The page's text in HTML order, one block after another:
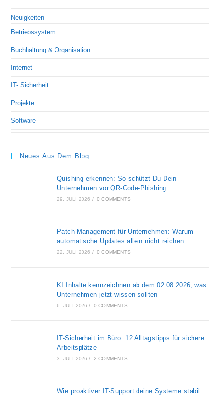
Neuigkeiten
Betriebssystem
Buchhaltung & Organisation
Internet
IT- Sicherheit
Projekte
Software
Neues Aus Dem Blog
Quishing erkennen: So schützt Du Dein
Unternehmen vor QR-Code-Phishing
29. JULI 2026 / 0 COMMENTS
Patch-Management für Unternehmen: Warum
automatische Updates allein nicht reichen
22. JULI 2026 / 0 COMMENTS
KI Inhalte kennzeichnen ab dem 02.08.2026, was
Unternehmen jetzt wissen sollten
6. JULI 2026 / 0 COMMENTS
IT-Sicherheit im Büro: 12 Alltagstipps für sichere
Arbeitsplätze
3. JULI 2026 / 2 COMMENTS
Wie proaktiver IT-Support deine Systeme stabil